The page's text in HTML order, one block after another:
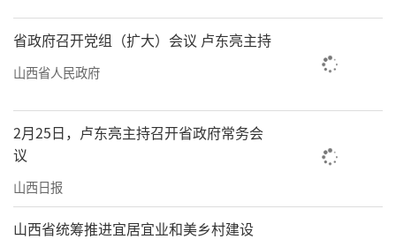
省政府召开党组（扩大）会议 卢东亮主持
山西省人民政府
2月25日，卢东亮主持召开省政府常务会
议
山西日报
山西省统筹推进宜居宜业和美乡村建设